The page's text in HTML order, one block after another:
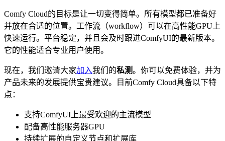
Comfy Cloud的目标是让一切变得简单。所有模型都已准备好
并放在合适的位置。工作流（workflow）可以在高性能GPU上
快速运行。平台稳定，并且会及时跟进ComfyUI的最新版本。
它的性能适合专业用户使用。
现在，我们邀请大家加入我们的私测。你可以免费体验，并为
产品未来的发展提供宝贵建议。目前Comfy Cloud具备以下特
点：
支持ComfyUI上最受欢迎的主流模型
配备高性能服务器GPU
持续扩展的自定义节点和扩展库